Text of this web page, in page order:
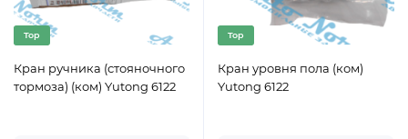
Top
Кран ручника (стояночного
тормоза) (ком) Yutong 6122
Top
Кран уровня пола (ком)
Yutong 6122